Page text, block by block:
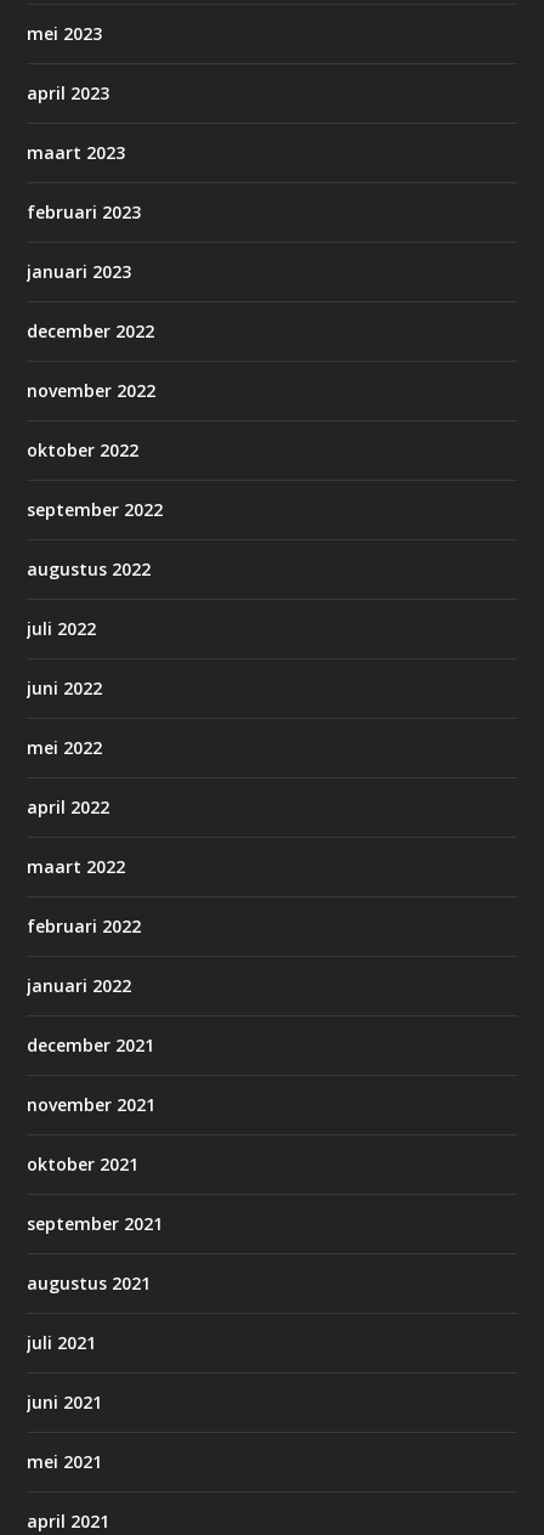
mei 2023
april 2023
maart 2023
februari 2023
januari 2023
december 2022
november 2022
oktober 2022
september 2022
augustus 2022
juli 2022
juni 2022
mei 2022
april 2022
maart 2022
februari 2022
januari 2022
december 2021
november 2021
oktober 2021
september 2021
augustus 2021
juli 2021
juni 2021
mei 2021
april 2021